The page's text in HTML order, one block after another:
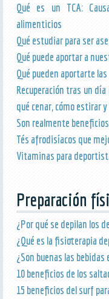
Qué es un TCA:
alimenticios
Qué estudiar para ser
Qué puede aportar a
Qué pueden aportarte
Recuperación tras un
qué cenar, cómo estirar
Son realmente
Tés afrodisíacos que
Vitaminas para
Preparación
¿Por qué se depilan los
¿Qué es la fisioterapia
¿Son buenas las
10 beneficios de los
15 beneficios del surf